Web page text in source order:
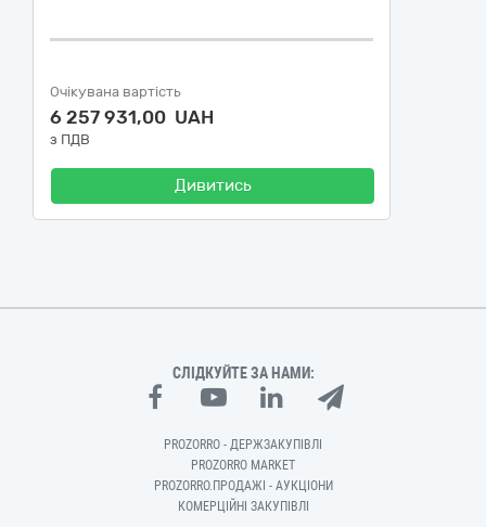
Очікувана вартість
6 257 931,00 UAH
з ПДВ
Дивитись
СЛІДКУЙТЕ ЗА НАМИ:
PROZORRO - ДЕРЖЗАКУПІВЛІ
PROZORRO MARKET
PROZORRO.ПРОДАЖІ - АУКЦІОНИ
КОМЕРЦІЙНІ ЗАКУПІВЛІ